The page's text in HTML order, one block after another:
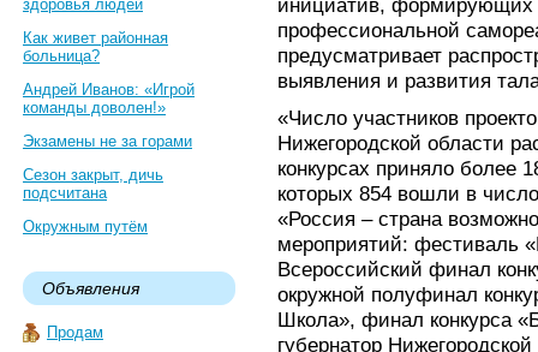
здоровья людей
Как живет районная
больница?
Андрей Иванов: «Игрой
команды доволен!»
Экзамены не за горами
Сезон закрыт, дичь
подсчитана
Окружным путём
Объявления
Продам
инициатив, формирующих
профессиональной
предусматривает
выявления и развития
«Число участников
Нижегородской области
конкурсах приняло более
которых 854 вошли в
«Россия – страна
мероприятий: фестиваль
Всероссийский финал
окружной полуфинал
Школа», финал конкурса
губернатор